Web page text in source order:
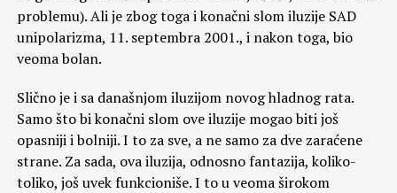
problemu). Ali je zbog toga i konačni slom iluzije SAD
unipolarizma, 11. septembra 2001., i nakon toga, bio
veoma bolan.
Slično je i sa današnjom iluzijom novog hladnog rata.
Samo što bi konačni slom ove iluzije mogao biti još
opasniji i bolniji. I to za sve, a ne samo za dve zaraćene
strane. Za sada, ova iluzija, odnosno fantazija, koliko-
toliko, još uvek funkcioniše. I to u veoma širokom